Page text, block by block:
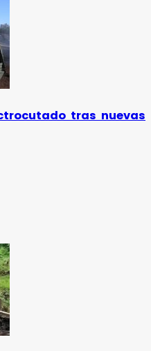
tras nuevas